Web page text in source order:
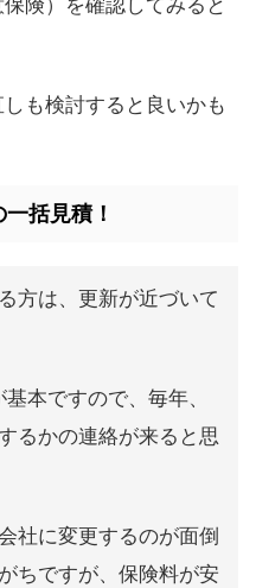
険）を確認してみると
も検討すると良いかも
括見積！
方は、更新が近づいて
本ですので、毎年、
るかの連絡が来ると思
社に変更するのが面倒
ちですが、保険料が安